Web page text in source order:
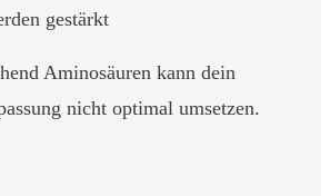
gestärkt
Aminosäuren kann dein
nicht optimal umsetzen.